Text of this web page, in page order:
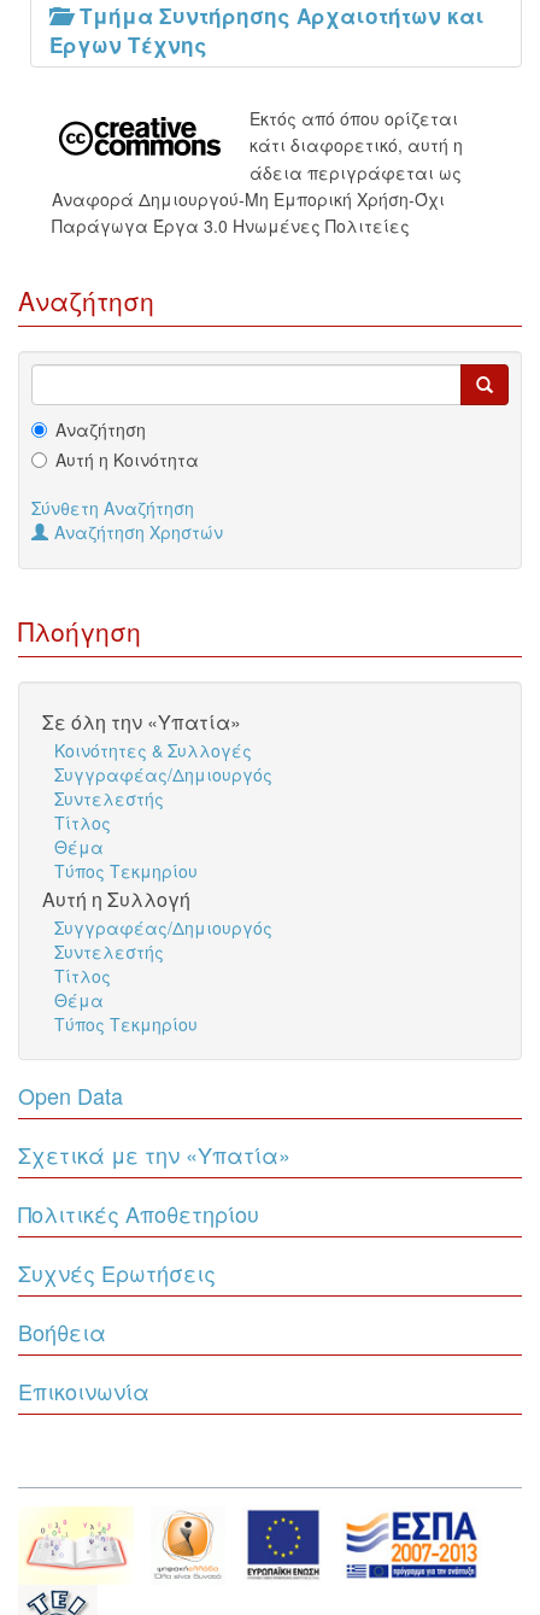
Τμήμα Συντήρησης Αρχαιοτήτων και
Έργων Τέχνης
Εκτός από όπου ορίζεται
κάτι διαφορετικό, αυτή η
άδεια περιγράφεται ως
Αναφορά Δημιουργού-Μη Εμπορική Χρήση-Όχι
Παράγωγα Έργα 3.0 Ηνωμένες Πολιτείες
Αναζήτηση
Αναζήτηση
Αυτή η Κοινότητα
Σύνθετη Αναζήτηση
Αναζήτηση Χρηστών
Πλοήγηση
Σε όλη την «Υπατία»
Κοινότητες & Συλλογές
Συγγραφέας/Δημιουργός
Συντελεστής
Τίτλος
Θέμα
Τύπος Τεκμηρίου
Αυτή η Συλλογή
Συγγραφέας/Δημιουργός
Συντελεστής
Τίτλος
Θέμα
Τύπος Τεκμηρίου
Open Data
Σχετικά με την «Υπατία»
Πολιτικές Αποθετηρίου
Συχνές Ερωτήσεις
Βοήθεια
Επικοινωνία